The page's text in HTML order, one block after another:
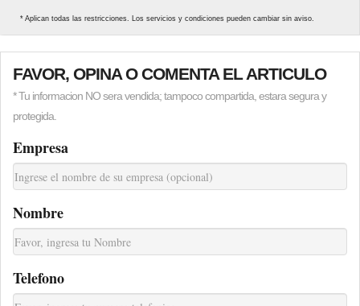
* Aplican todas las restricciones. Los servicios y condiciones pueden cambiar sin aviso.
FAVOR, OPINA O COMENTA EL ARTICULO
* Tu informacion NO sera vendida; tampoco compartida, estara segura y
protegida.
Empresa
Nombre
Telefono